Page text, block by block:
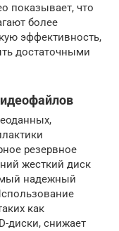
показывает, что
более
эффективность,
достаточными
резервное
жесткий диск
надежный
как
диски, снижает